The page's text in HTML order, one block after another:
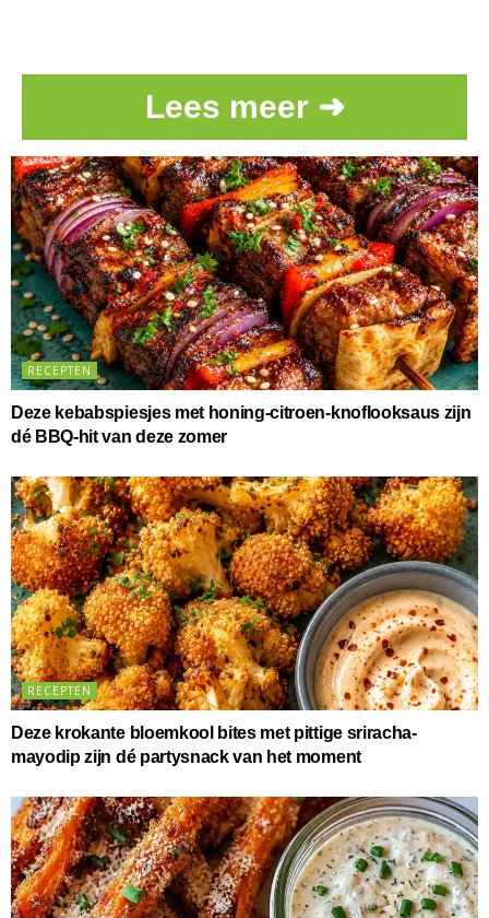
Lees meer ➜
RECEPTEN
Deze kebabspiesjes met honing-citroen-knoflooksaus zijn
dé BBQ-hit van deze zomer
RECEPTEN
Deze krokante bloemkool bites met pittige sriracha-
mayodip zijn dé partysnack van het moment